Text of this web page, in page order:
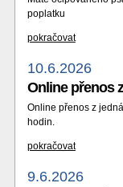
poplatku
pokračovat
10.6.2026
Online přenos
Online přenos z
hodin.
pokračovat
9.6.2026